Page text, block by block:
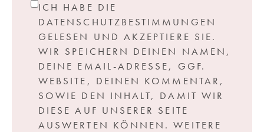
ICH HABE DIE
DATENSCHUTZBESTIMMUNGEN
GELESEN UND AKZEPTIERE SIE.
WIR SPEICHERN DEINEN NAMEN,
DEINE EMAIL-ADRESSE, GGF.
WEBSITE, DEINEN KOMMENTAR,
SOWIE DEN INHALT, DAMIT WIR
DIESE AUF UNSERER SEITE
AUSWERTEN KÖNNEN. WEITERE